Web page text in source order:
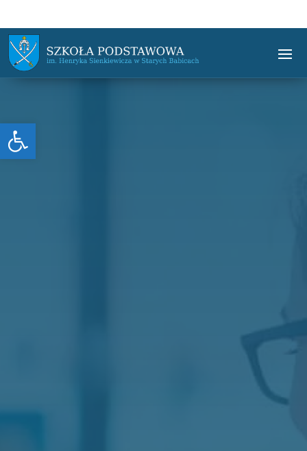
Otwórz pasek narzędzi